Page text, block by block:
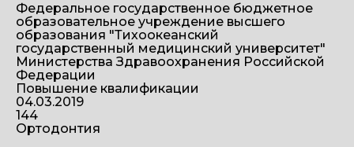
Федеральное государственное бюджетное
образовательное учреждение высшего
образования "Тихоокеанский
государственный медицинский университет"
Министерства Здравоохранения Российской
Федерации
Повышение квалификации
04.03.2019
144
Ортодонтия